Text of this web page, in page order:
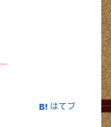
はてブ